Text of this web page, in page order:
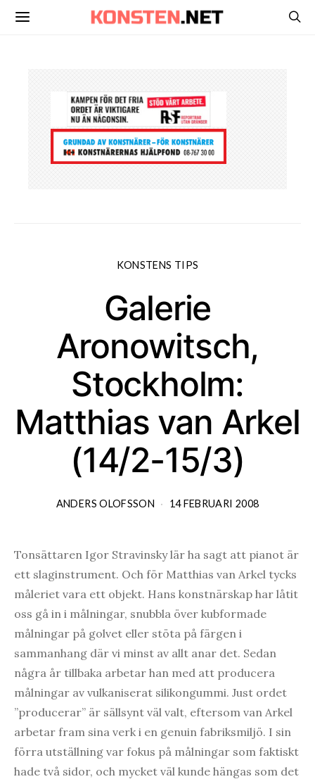
KONSTENS TIPS
Galerie
Aronowitsch,
Stockholm:
Matthias van Arkel
(14/2-15/3)
ANDERS OLOFSSON 14 FEBRUARI 2008
Tonsättaren Igor Stravinsky lär ha sagt att pianot är
ett slaginstrument. Och för Matthias van Arkel tycks
måleriet vara ett objekt. Hans konstnärskap har låtit
oss gå in i målningar, snubbla över kubformade
målningar på golvet eller stöta på färgen i
sammanhang där vi minst av allt anar det. Sedan
några år tillbaka arbetar han med att producera
målningar av vulkaniserat silikongummi. Just ordet
”producerar” är sällsynt väl valt, eftersom van Arkel
arbetar fram sina verk i en genuin fabriksmiljö. I sin
förra utställning var fokus på målningar som faktiskt
hade två sidor, och mycket väl kunde hängas som det